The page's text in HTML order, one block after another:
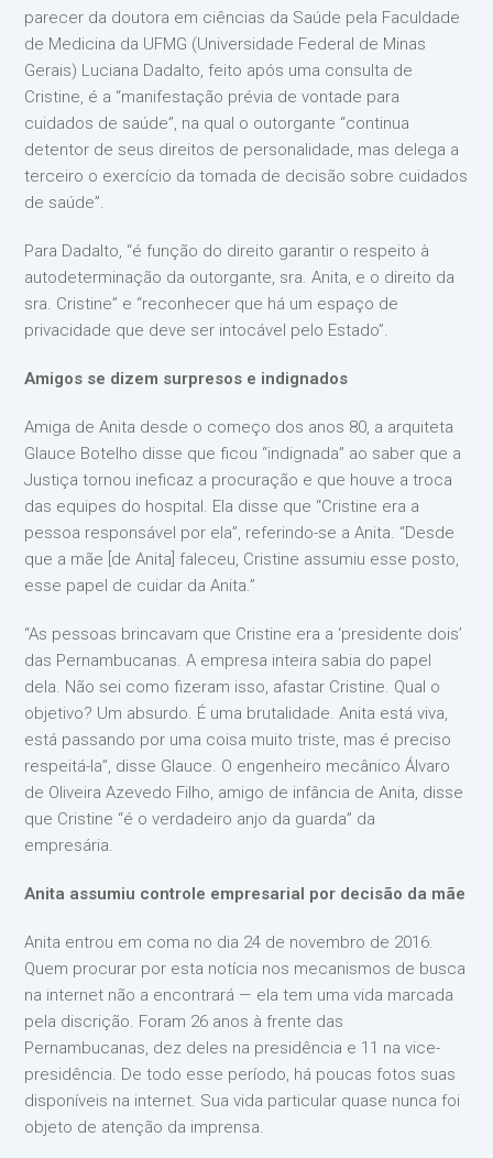
parecer da doutora em ciências da Saúde pela Faculdade
de Medicina da UFMG (Universidade Federal de Minas
Gerais) Luciana Dadalto, feito após uma consulta de
Cristine, é a “manifestação prévia de vontade para
cuidados de saúde”, na qual o outorgante “continua
detentor de seus direitos de personalidade, mas delega a
terceiro o exercício da tomada de decisão sobre cuidados
de saúde”.
Para Dadalto, “é função do direito garantir o respeito à
autodeterminação da outorgante, sra. Anita, e o direito da
sra. Cristine” e “reconhecer que há um espaço de
privacidade que deve ser intocável pelo Estado”.
Amigos se dizem surpresos e indignados
Amiga de Anita desde o começo dos anos 80, a arquiteta
Glauce Botelho disse que ficou “indignada” ao saber que a
Justiça tornou ineficaz a procuração e que houve a troca
das equipes do hospital. Ela disse que “Cristine era a
pessoa responsável por ela”, referindo-se a Anita. “Desde
que a mãe [de Anita] faleceu, Cristine assumiu esse posto,
esse papel de cuidar da Anita.”
“As pessoas brincavam que Cristine era a ‘presidente dois’
das Pernambucanas. A empresa inteira sabia do papel
dela. Não sei como fizeram isso, afastar Cristine. Qual o
objetivo? Um absurdo. É uma brutalidade. Anita está viva,
está passando por uma coisa muito triste, mas é preciso
respeitá-la”, disse Glauce. O engenheiro mecânico Álvaro
de Oliveira Azevedo Filho, amigo de infância de Anita, disse
que Cristine “é o verdadeiro anjo da guarda” da
empresária.
Anita assumiu controle empresarial por decisão da mãe
Anita entrou em coma no dia 24 de novembro de 2016.
Quem procurar por esta notícia nos mecanismos de busca
na internet não a encontrará — ela tem uma vida marcada
pela discrição. Foram 26 anos à frente das
Pernambucanas, dez deles na presidência e 11 na vice-
presidência. De todo esse período, há poucas fotos suas
disponíveis na internet. Sua vida particular quase nunca foi
objeto de atenção da imprensa.